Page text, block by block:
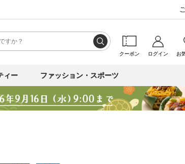
クーポン ログイン お
ィー ファッション・スポーツ